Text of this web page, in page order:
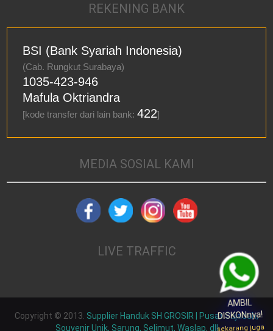
REKENING BANK
BSI (Bank Syariah Indonesia)
(Cab. Rungkut Surabaya)
1035-423-946
Mafula Oktriandra
[kode transfer dari lain bank:422]
MEDIA SOSIAL KAMI
LIVE TRAFFIC
Copyright © 2013. Supplier Handuk SH GROSIR | Pusat Sajadah,
Souvenir Unik, Sarung, Selimut, Waslap, dll
AMBIL
DISKONnya!
sekarang juga